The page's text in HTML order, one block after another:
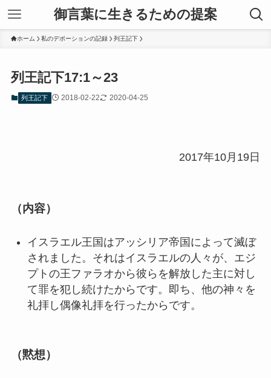
御言葉に生きるための提案
ホーム 私のデボーションの記録 列王記下
列王記下17:1～23
列王記下 2018-02-22 2020-04-25
2017年10月19日
（内容）
イスラエル王国はアッシリア帝国によって滅ぼ
されました。それはイスラエルの人々が、エジ
プトの王ファラオから彼らを解放した主に対し
て罪を犯し続けたからです。即ち、他の神々を
礼拝し偶像礼拝を行ったからです。
（黙想）